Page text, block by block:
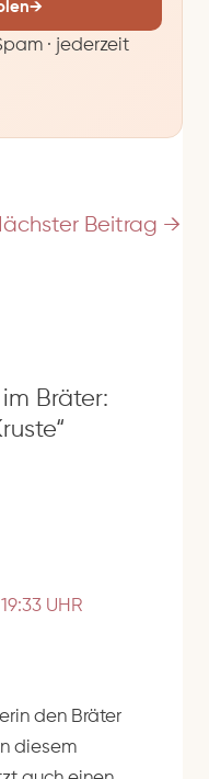
→
· jederzeit
Beitrag →
im Bräter:
UHR
den Bräter
diesem